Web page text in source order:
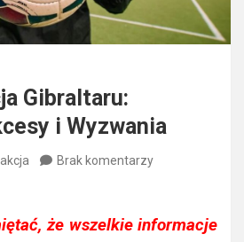
Gibraltaru:
i Wyzwania
Brak komentarzy
że wszelkie informacje